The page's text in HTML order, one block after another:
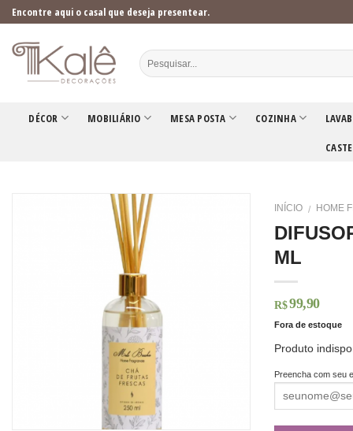
Skip
to
content
Encontre aqui o casal que deseja presentear.
DÉCOR MOBILIÁRIO MESA POSTA COZINHA
INÍCIO / HOME
ML
R$ 99,90
Fora de estoque
Produto
Preencha com seu